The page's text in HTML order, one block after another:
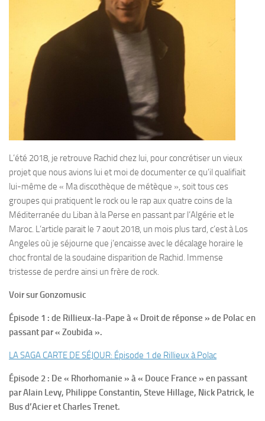
L’été 2018, je retrouve Rachid chez lui, pour concrétiser un vieux
projet que nous avions lui et moi de documenter ce qu’il qualifiait
lui-même de « Ma discothèque de métèque », soit tous ces
groupes qui pratiquent le rock ou le rap aux quatre coins de la
Méditerranée du Liban à la Perse en passant par l’Algérie et le
Maroc. L’article parait le 7 aout 2018, un mois plus tard, c’est à Los
Angeles où je séjourne que j’encaisse avec le décalage horaire le
choc frontal de la soudaine disparition de Rachid. Immense
tristesse de perdre ainsi un frère de rock.
Voir sur Gonzomusic
Épisode 1 : de Rillieux-la-Pape à « Droit de réponse » de Polac en
passant par « Zoubida ».
LA SAGA CARTE DE SÉJOUR: Épisode 1 de Rillieux à Polac
Épisode 2 : De « Rhorhomanie » à « Douce France » en passant
par Alain Levy, Philippe Constantin, Steve Hillage, Nick Patrick, le
Bus d’Acier et Charles Trenet.